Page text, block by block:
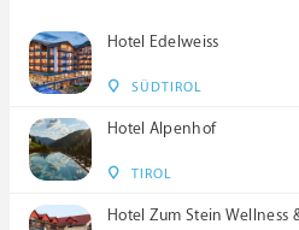
Hotel Edelweiss
SÜDTIROL
Hotel Alpenhof
TIROL
Hotel Zum Stein Wellness